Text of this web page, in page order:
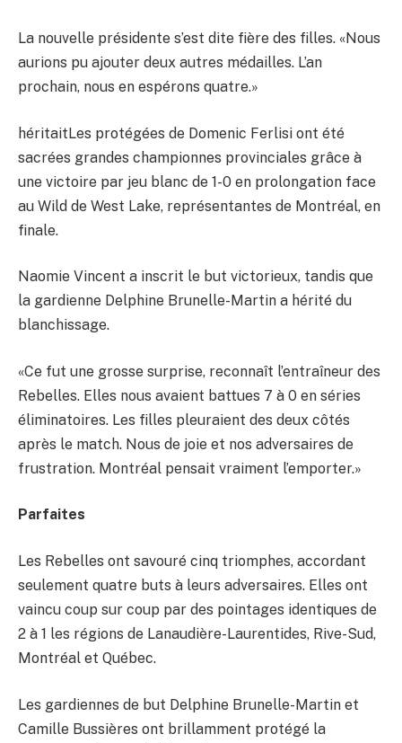
La nouvelle présidente s’est dite fière des filles. «Nous
aurions pu ajouter deux autres médailles. L’an
prochain, nous en espérons quatre.»
héritaitLes protégées de Domenic Ferlisi ont été
sacrées grandes championnes provinciales grâce à
une victoire par jeu blanc de 1-0 en prolongation face
au Wild de West Lake, représentantes de Montréal, en
finale.
Naomie Vincent a inscrit le but victorieux, tandis que
la gardienne Delphine Brunelle-Martin a hérité du
blanchissage.
«Ce fut une grosse surprise, reconnaît l’entraîneur des
Rebelles. Elles nous avaient battues 7 à 0 en séries
éliminatoires. Les filles pleuraient des deux côtés
après le match. Nous de joie et nos adversaires de
frustration. Montréal pensait vraiment l’emporter.»
Parfaites
Les Rebelles ont savouré cinq triomphes, accordant
seulement quatre buts à leurs adversaires. Elles ont
vaincu coup sur coup par des pointages identiques de
2 à 1 les régions de Lanaudière-Laurentides, Rive-Sud,
Montréal et Québec.
Les gardiennes de but Delphine Brunelle-Martin et
Camille Bussières ont brillamment protégé la